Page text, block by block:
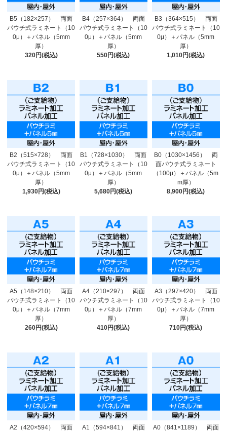
B5（182×257） 両面
パウチ式ラミネート（10
0μ）＋パネル（5mm
厚）
320円(税込)
B4（257×364） 両面
パウチ式ラミネート（10
0μ）＋パネル（5mm
厚）
550円(税込)
B3（364×515） 両面
パウチ式ラミネート（10
0μ）＋パネル（5mm
厚）
1,010円(税込)
B2（515×728） 両面
パウチ式ラミネート（10
0μ）＋パネル（5mm
厚）
1,930円(税込)
B1（728×1030） 両面
パウチ式ラミネート（10
0μ）＋パネル（5mm
厚）
5,680円(税込)
B0（1030×1456） 両
面パウチ式ラミネート
（100μ）＋パネル（5m
m厚）
8,900円(税込)
A5（148×210） 両面
パウチ式ラミネート（10
0μ）＋パネル（7mm
厚）
260円(税込)
A4（210×297） 両面
パウチ式ラミネート（10
0μ）＋パネル（7mm
厚）
410円(税込)
A3（297×420） 両面
パウチ式ラミネート（10
0μ）＋パネル（7mm
厚）
710円(税込)
A2（420×594） 両面
A1（594×841） 両面
A0（841×1189） 両面